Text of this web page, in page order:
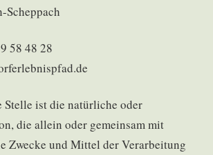
Scheppach
58 48 28
ist die natürliche oder
die allein oder gemeinsam mit
Zwecke und Mittel der Verarbeitung